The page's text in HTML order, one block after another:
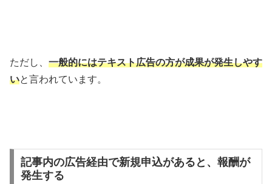
ただし、 一般的にはテキスト広告の方が成果が発生しやす
いと言われています。
記事内の広告経由で新規申込があると、報酬が
発生する